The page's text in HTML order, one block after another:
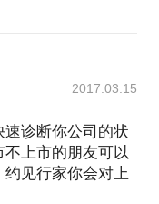
2017.03.15
诊断你公司的状
上市的朋友可以
见行家你会对上